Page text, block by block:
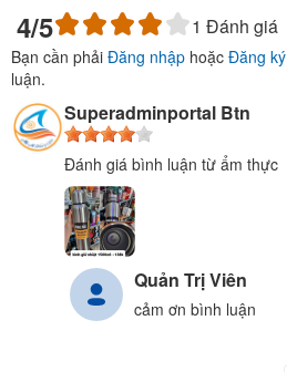
4/5 1 Đánh giá
Bạn cần phải Đăng nhập hoặc Đăng ký
luận.
Superadminportal Btn
Đánh giá bình luận từ ẩm thực
Quản Trị Viên
cảm ơn bình luận